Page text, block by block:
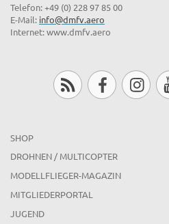
Telefon: +49 (0) 228 97 85 00
E-Mail: info@dmfv.aero
Internet: www.dmfv.aero
SHOP
DROHNEN / MULTICOPTER
MODELLFLIEGER-MAGAZIN
MITGLIEDERPORTAL
JUGEND